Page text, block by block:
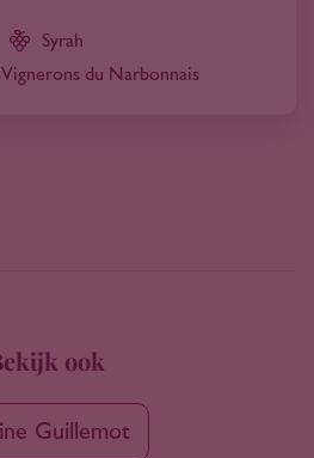
Syrah
Vignerons du Narbonnais
ook
Guillemot